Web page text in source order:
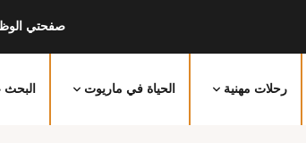
صفحتي
رحلات مهنية الحياة في ماريوت